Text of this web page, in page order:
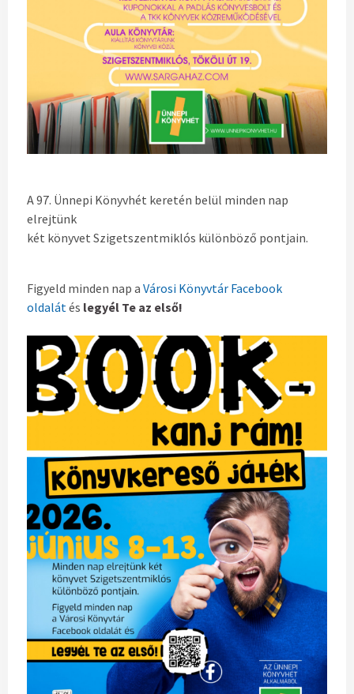
A 97. Ünnepi Könyvhét keretén belül minden nap
elrejtünk
két könyvet Szigetszentmiklós különböző pontjain.
Figyeld minden nap a Városi Könyvtár Facebook
oldalátés legyél Te az első!